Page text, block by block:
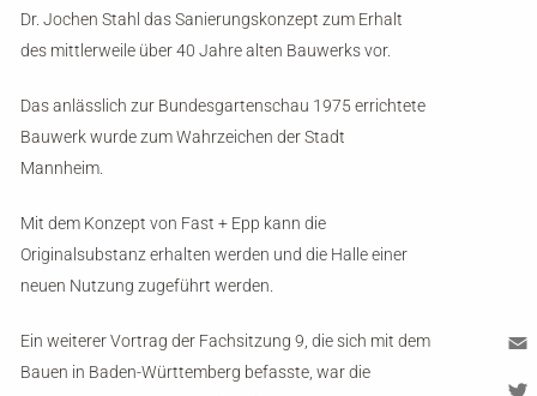
Dr. Jochen Stahl das Sanierungskonzept zum Erhalt
des mittlerweile über 40 Jahre alten Bauwerks vor.
Das anlässlich zur Bundesgartenschau 1975 errichtete
Bauwerk wurde zum Wahrzeichen der Stadt
Mannheim.
Mit dem Konzept von Fast + Epp kann die
Originalsubstanz erhalten werden und die Halle einer
neuen Nutzung zugeführt werden.
Ein weiterer Vortrag der Fachsitzung 9, die sich mit dem
Bauen in Baden-Württemberg befasste, war die